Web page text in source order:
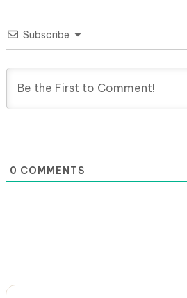
Subscribe
0 COMMENTS